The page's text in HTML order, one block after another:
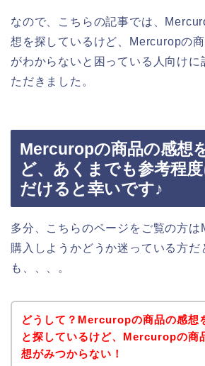
なので、こちらの記事では、
想を探しているけど、Mercuropの
がわからないと困っている人向けに
ただきました。
Mercuropの商品の感想
ど、あくまでも参考程
だけると幸いです♪
多分、こちらのページをご覧の方
購入しようかどうか迷っている方だ
も、、、。
どうして？Mercuropの商品の感想
と探しているけど、Mercuropの商
想がみつからない！